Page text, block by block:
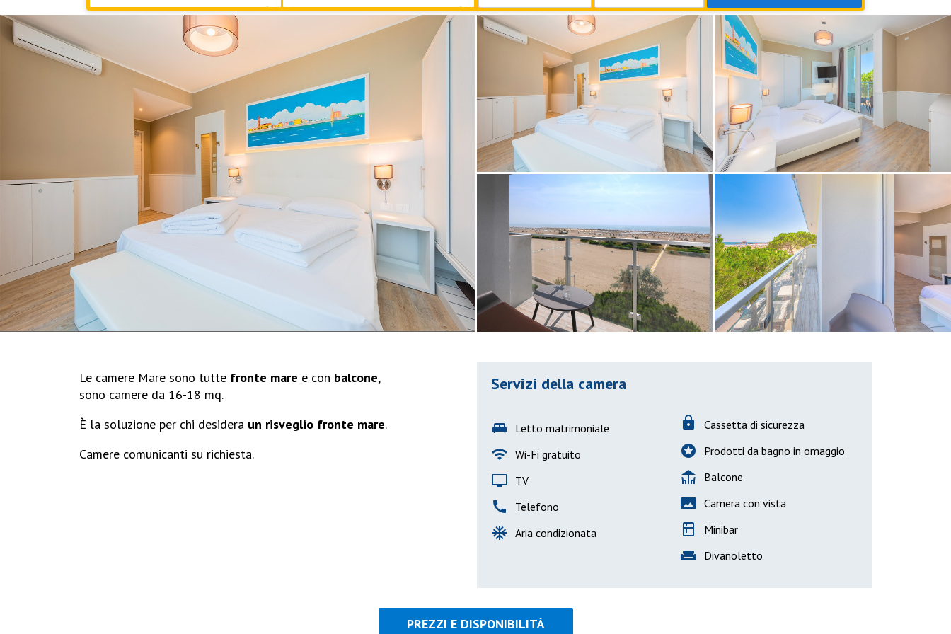
Le camere Mare sono tutte fronte mare e con balcone,
sono camere da 16-18 mq.
È la soluzione per chi desidera un risveglio fronte mare.
Camere comunicanti su richiesta.
Servizi della camera
king_bed Letto matrimoniale
wifi Wi-Fi gratuito
tv TV
call Telefono
ac_unit Aria condizionata
lock Cassetta di sicurezza
stars Prodotti da bagno in omaggio
deck Balcone
panorama Camera con vista
kitchen Minibar
weekend Divanoletto
PREZZI E DISPONIBILITÀ